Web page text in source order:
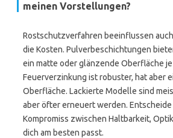
meinen Vorstellungen?
Rostschutzverfahren beeinflussen
die Kosten. Pulverbeschichtungen
ein matte oder glänzende Oberfläche
Feuerverzinkung ist robuster, hat aber
Oberfläche. Lackierte Modelle sind
aber öfter erneuert werden.
Kompromiss zwischen Haltbarkeit,
dich am besten passt.